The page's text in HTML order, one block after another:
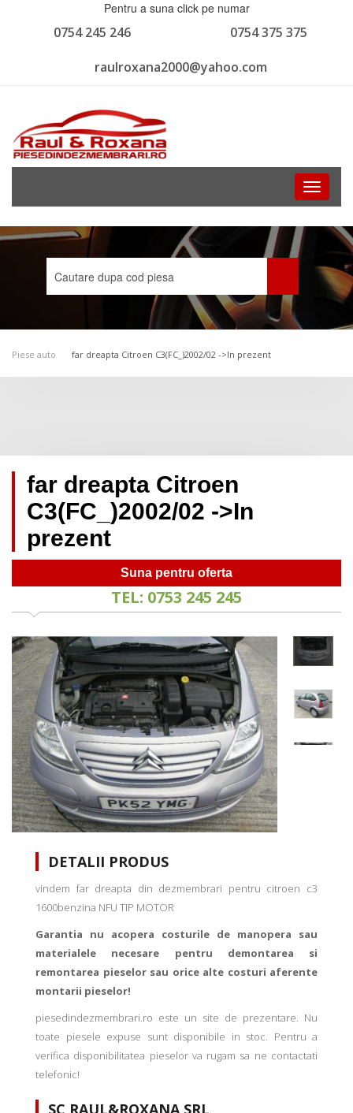
Pentru a suna click pe numar
0754 375 375
0754 245 246
raulroxana2000@yahoo.com
Toggle
Piese auto far dreapta Citroen C3(FC_)2002/02 ->In prezent
far dreapta Citroen
C3(FC_)2002/02 ->In
prezent
Suna pentru oferta
TEL: 0753 245 245
DETALII PRODUS
vindem far dreapta din dezmembrari pentru citroen c3
1600benzina NFU TIP MOTOR
Garantia nu acopera costurile de manopera sau
materialele necesare pentru demontarea si
remontarea pieselor sau orice alte costuri aferente
montarii pieselor!
piesedindezmembrari.ro este un site de prezentare. Nu
toate piesele expuse sunt disponibile in stoc. Pentru a
verifica disponibilitatea pieselor va rugam sa ne contactati
telefonic!